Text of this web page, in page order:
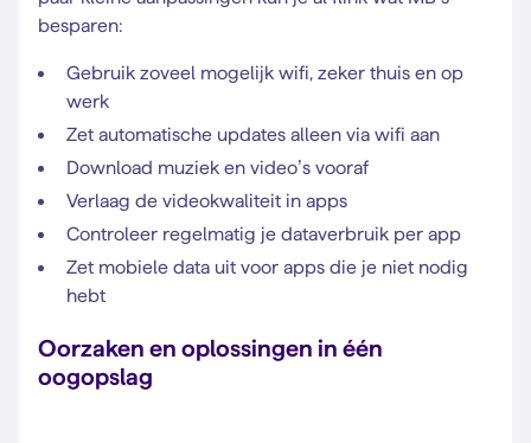
besparen:
Gebruik zoveel mogelijk wifi, zeker thuis en op
werk
Zet automatische updates alleen via wifi aan
Download muziek en video’s vooraf
Verlaag de videokwaliteit in apps
Controleer regelmatig je dataverbruik per app
Zet mobiele data uit voor apps die je niet nodig
hebt
Oorzaken en oplossingen in één
oogopslag